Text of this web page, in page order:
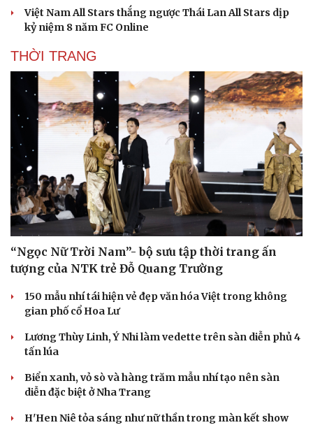
Văn học
Âm nhạc
Di sản
Thời trang
Việt Nam All Stars thắng ngược Thái Lan All Stars dịp
kỷ niệm 8 năm FC Online
THỜI TRANG
“Ngọc Nữ Trời Nam”- bộ sưu tập thời trang ấn
tượng của NTK trẻ Đỗ Quang Trường
150 mẫu nhí tái hiện vẻ đẹp văn hóa Việt trong không
gian phố cổ Hoa Lư
Lương Thùy Linh, Ý Nhi làm vedette trên sàn diễn phủ 4
tấn lúa
Biển xanh, vỏ sò và hàng trăm mẫu nhí tạo nên sàn
diễn đặc biệt ở Nha Trang
H'Hen Niê tỏa sáng như nữ thần trong màn kết show